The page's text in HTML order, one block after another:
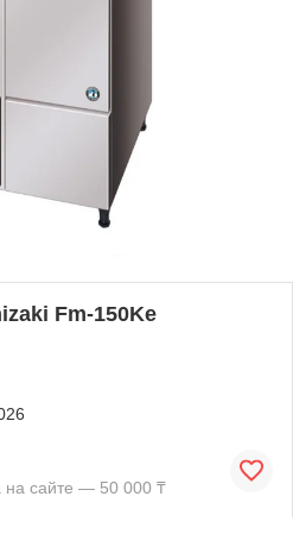
Fm-150Ke
на сайте — 50 000 ₸